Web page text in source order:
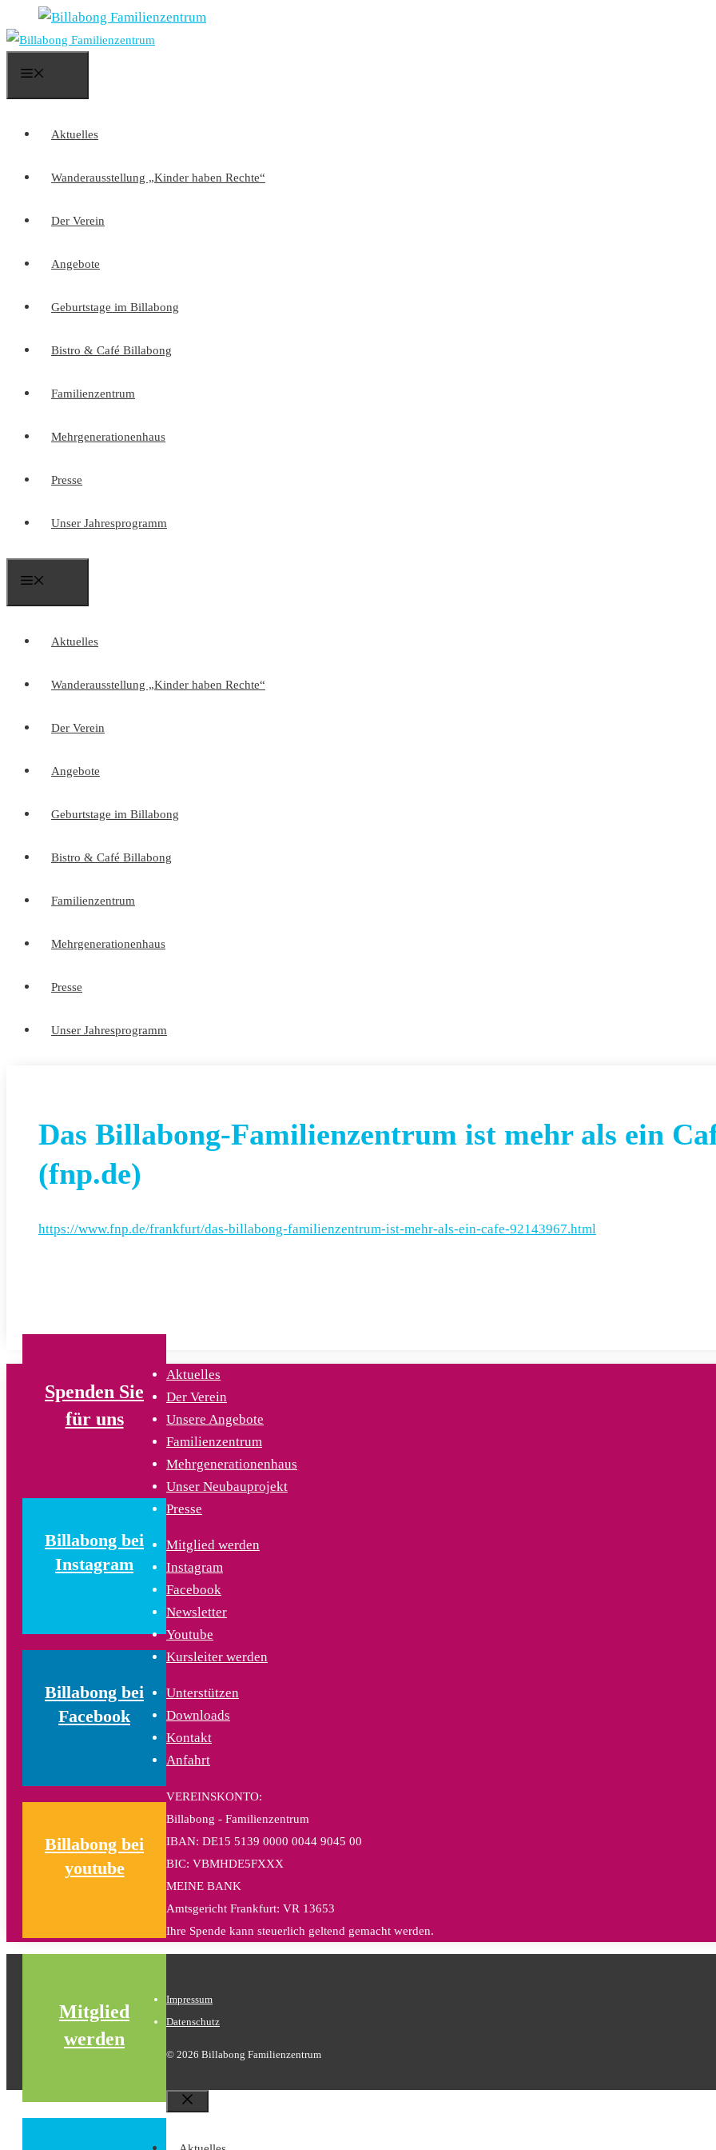
Inhalt
Aktuelles
Wanderausstellung „Kinder haben Rechte“
Der Verein
Angebote
Geburtstage im Billabong
Bistro & Café Billabong
Familienzentrum
Mehrgenerationenhaus
Presse
Unser Jahresprogramm
Aktuelles
Wanderausstellung „Kinder haben Rechte“
Der Verein
Angebote
Geburtstage im Billabong
Bistro & Café Billabong
Familienzentrum
Mehrgenerationenhaus
Presse
Unser Jahresprogramm
Das Billabong-Familienzentrum ist mehr als ein
(fnp.de)
https://www.fnp.de/frankfurt/das-billabong-familienzentrum-ist-mehr-als-ein-cafe-92143967.html
Spenden Sie
für uns
Billabong bei
Instagram
Billabong bei
Facebook
Billabong bei
youtube
Mitglied
werden
Aktuelles
Der Verein
Unsere Angebote
Familienzentrum
Mehrgenerationenhaus
Unser Neubauprojekt
Presse
Mitglied werden
Instagram
Facebook
Newsletter
Youtube
Kursleiter werden
Unterstützen
Downloads
Kontakt
Anfahrt
VEREINSKONTO:
Billabong - Familienzentrum
IBAN: DE15 5139 0000 0044 9045 00
BIC: VBMHDE5FXXX
MEINE BANK
Amtsgericht Frankfurt: VR 13653
Ihre Spende kann steuerlich geltend gemacht werden.
Impressum
Datenschutz
© 2026 Billabong Familienzentrum
Schließen